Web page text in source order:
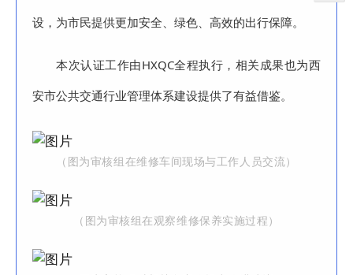
设，为市民提供更加安全、绿色、高效的出行保障。
本次认证工作由HXQC全程执行，相关成果也为西
安市公共交通行业管理体系建设提供了有益借鉴。
（图为审核组在维修车间现场与工作人员交流）
（图为审核组在观察维修保养实施过程）